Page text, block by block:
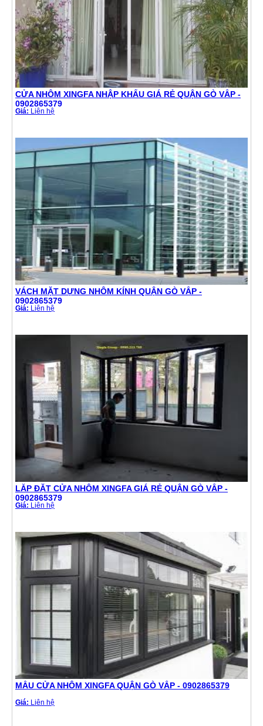
CỬA NHÔM XINGFA NHẬP KHẨU GIÁ RẺ QUẬN GÒ VẤP -
0902865379
Giá: Liên hệ
VÁCH MẶT DỰNG NHÔM KÍNH QUẬN GÒ VẤP -
0902865379
Giá: Liên hệ
LẮP ĐẶT CỬA NHÔM XINGFA GIÁ RẺ QUẬN GÒ VẤP -
0902865379
Giá: Liên hệ
MẪU CỬA NHÔM XINGFA QUẬN GÒ VẤP - 0902865379
Giá: Liên hệ